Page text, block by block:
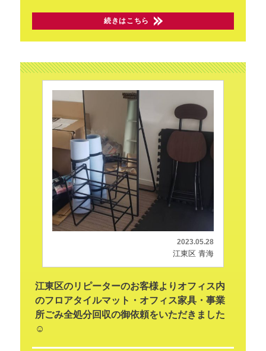
続きはこちら
2023.05.28
江東区 青海
江東区のリピーターのお客様よりオフィス内
のフロアタイルマット・オフィス家具・事業
所ごみ全処分回収の御依頼をいただきました
☺️